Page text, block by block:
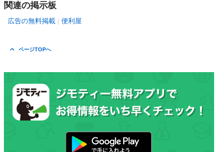
関連の掲示板
広告の無料掲載 便利屋
ページTOPへ